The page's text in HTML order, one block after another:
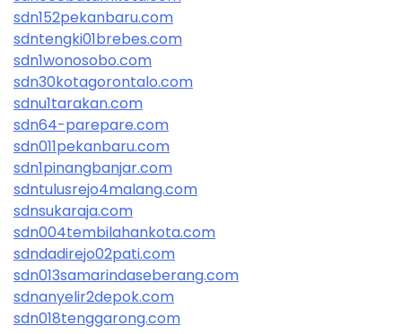
sdn152pekanbaru.com
sdntengki01brebes.com
sdn1wonosobo.com
sdn30kotagorontalo.com
sdnu1tarakan.com
sdn64-parepare.com
sdn011pekanbaru.com
sdn1pinangbanjar.com
sdntulusrejo4malang.com
sdnsukaraja.com
sdn004tembilahankota.com
sdndadirejo02pati.com
sdn013samarindaseberang.com
sdnanyelir2depok.com
sdn018tenggarong.com